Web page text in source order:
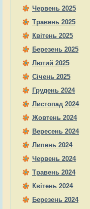
Червень 2025
Травень 2025
Квітень 2025
Березень 2025
Лютий 2025
Січень 2025
Грудень 2024
Листопад 2024
Жовтень 2024
Вересень 2024
Липень 2024
Червень 2024
Травень 2024
Квітень 2024
Березень 2024